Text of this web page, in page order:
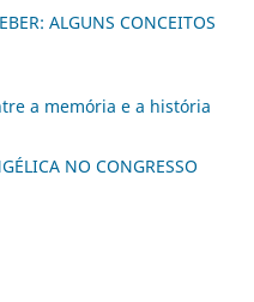
ALGUNS CONCEITOS
a memória e a história
NO CONGRESSO